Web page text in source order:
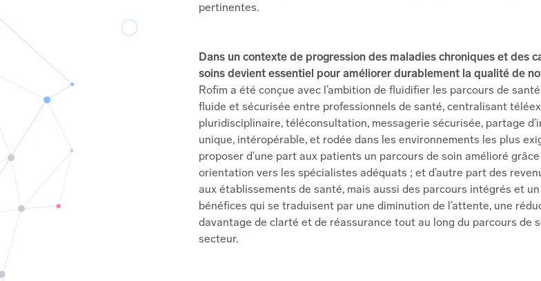
pertinentes.
Dans un contexte de progression des maladies chroniques et des
soins devient essentiel pour améliorer durablement la qualité de
Rofim a été conçue avec l’ambition de fluidifier les parcours de
fluide et sécurisée entre professionnels de santé, centralisant
pluridisciplinaire, téléconsultation, messagerie sécurisée, partage
unique, intéropérable, et rodée dans les environnements les plus
proposer d’une part aux patients un parcours de soin amélioré
orientation vers les spécialistes adéquats ; et d’autre part des
aux établissements de santé, mais aussi des parcours intégrés et
bénéfices qui se traduisent par une diminution de l’attente, une
davantage de clarté et de réassurance tout au long du parcours de
secteur.